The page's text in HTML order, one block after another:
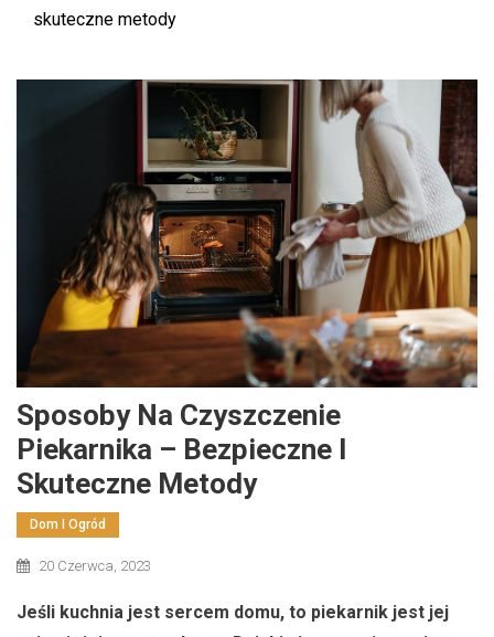
skuteczne metody
Sposoby Na Czyszczenie
Piekarnika – Bezpieczne I
Skuteczne Metody
Dom I Ogród
20 Czerwca, 2023
Jeśli kuchnia jest sercem domu, to piekarnik jest jej